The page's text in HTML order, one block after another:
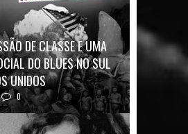
DE CLASSE E UMA
DO BLUES NO SUL
UNIDOS
0
oportunidade de se